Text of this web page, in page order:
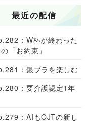
最近の配信
：W杯が終わった
「お約束」
：銀ブラを楽しむ
：要介護認定1年
：AIもOJTの新し